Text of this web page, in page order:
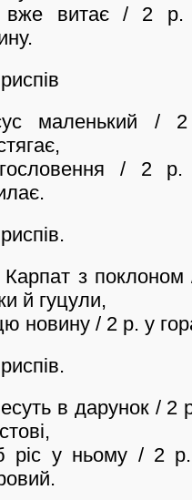
витає / 2 р.
маленький /
/ 2
Карпат з
й гуцули,
новину / 2 р. у
в дарунок / 2
ріс у ньому / 2 р.